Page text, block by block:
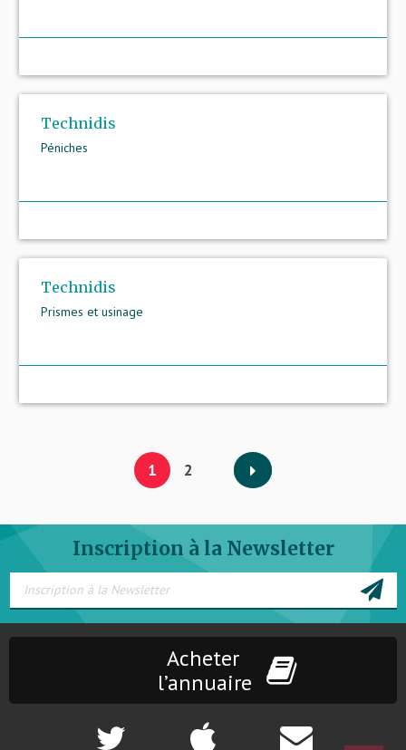
Technidis
Péniches
Technidis
Prismes et usinage
1 2
Inscription à la Newsletter
Acheter
l’annuaire